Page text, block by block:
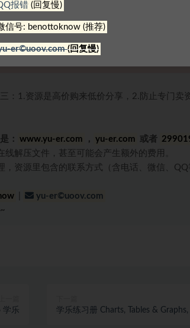
务，但为防止购买后资源无法找到，建议注
，加站长联系方式进行问题反馈可免费获取
：1.资源是高价购来低价分享，2.防止专门卖
： www.yu-er.com ， yu-er.com 或者
解压文件，甚至可能会产生额外的费用。
资源里包含的联系方式（含电话、微信、QQ
yu-er©uoov.com
学乐 学乐练习册 Charts, Tables &
报错 (回复慢)
信号: benottoknow (推荐)
er©uoov.com(回复慢)